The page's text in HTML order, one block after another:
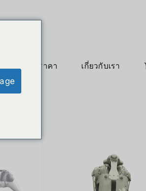
สินค้าลดราคา เกี่ยวกับเรา